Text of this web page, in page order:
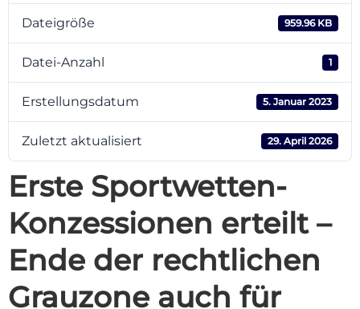
Dateigröße 959.96 KB
Datei-Anzahl 1
Erstellungsdatum 5. Januar 2023
Zuletzt aktualisiert 29. April 2026
Erste Sportwetten-
Konzessionen erteilt –
Ende der rechtlichen
Grauzone auch für